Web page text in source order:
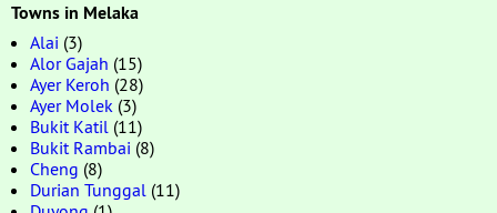
Towns in Melaka
Alai (3)
Alor Gajah (15)
Ayer Keroh (28)
Ayer Molek (3)
Bukit Katil (11)
Bukit Rambai (8)
Cheng (8)
Durian Tunggal (11)